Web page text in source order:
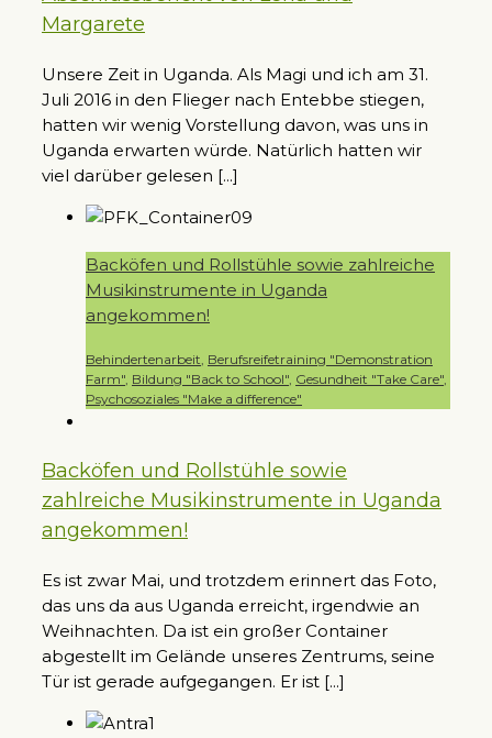
Margarete
Unsere Zeit in Uganda. Als Magi und ich am 31.
Juli 2016 in den Flieger nach Entebbe stiegen,
hatten wir wenig Vorstellung davon, was uns in
Uganda erwarten würde. Natürlich hatten wir
viel darüber gelesen [...]
Backöfen und Rollstühle sowie zahlreiche
Musikinstrumente in Uganda
angekommen!
Behindertenarbeit Berufsreifetraining "Demonstration
Farm" Bildung "Back to School" Gesundheit "Take Care"
Psychosoziales "Make a difference"
Backöfen und Rollstühle sowie
zahlreiche Musikinstrumente in Uganda
angekommen!
Es ist zwar Mai, und trotzdem erinnert das Foto,
das uns da aus Uganda erreicht, irgendwie an
Weihnachten. Da ist ein großer Container
abgestellt im Gelände unseres Zentrums, seine
Tür ist gerade aufgegangen. Er ist [...]